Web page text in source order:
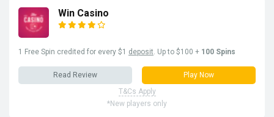
Win Casino
1 Free Spin credited for every $1 deposit. Up to $100 + 100 Spins
Read Review
Play Now
T&Cs Apply
*New players only